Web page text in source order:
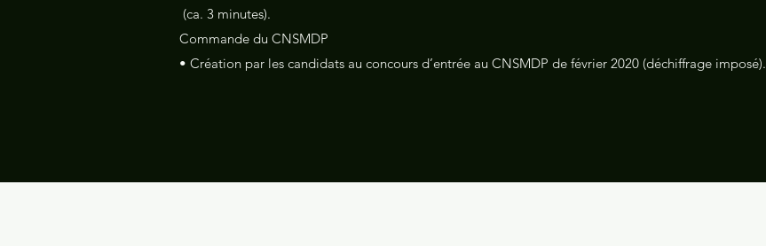
(ca. 3 minutes).
Commande du CNSMDP
• Création par les candidats au concours d’entrée au CNSMDP de février 2020 (déchiffrage imposé).